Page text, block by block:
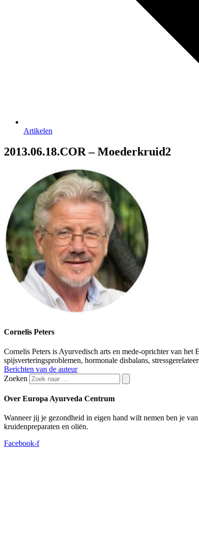
Artikelen
2013.06.18.COR – Moederkruid2
Cornelis Peters
Cornelis Peters is Ayurvedisch arts en mede-oprichter van
spijsverteringsproblemen, hormonale disbalans,
Berichten van de auteur
Zoeken
Over Europa Ayurveda Centrum
Wanneer jij je gezondheid in eigen hand wilt nemen ben je
kruidenpreparaten en oliën.
Facebook-f